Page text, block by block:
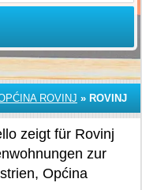
ROVINJ » ROVINJ
zeigt für Rovinj
zur
Općina